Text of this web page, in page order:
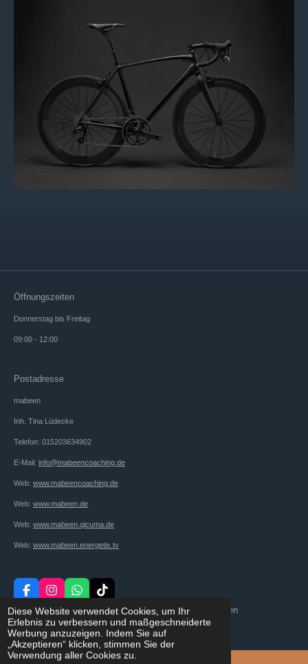
Diese Website verwendet Cookies, um Ihr
Erlebnis zu verbessern und maßgeschneiderte
Werbung anzuzeigen. Indem Sie auf
„Akzeptieren“ klicken, stimmen Sie der
Verwendung aller Cookies zu.
Öffnungszeiten
Donnerstag bis Freitag
09:00 - 12:00
Postadresse
mabeen
Inh. Tina Lüdecke
Telefon: 015203634902
E-Mail: info@mabeencoaching.de
Web: www.mabeencoaching.de
Web: www.mabeen.de
Web: www.mabeen.qicuma.de
Web: www.mabeen.energetix.tv
F
c
e
b
o
o
I
n
s
t
a
g
r
W
a
t
s
A
p
T
k
T
o
k
© 2024 - 2026 Holistic Gesundheitscoaching by mabeen
Mit Unterstützung vonWebador